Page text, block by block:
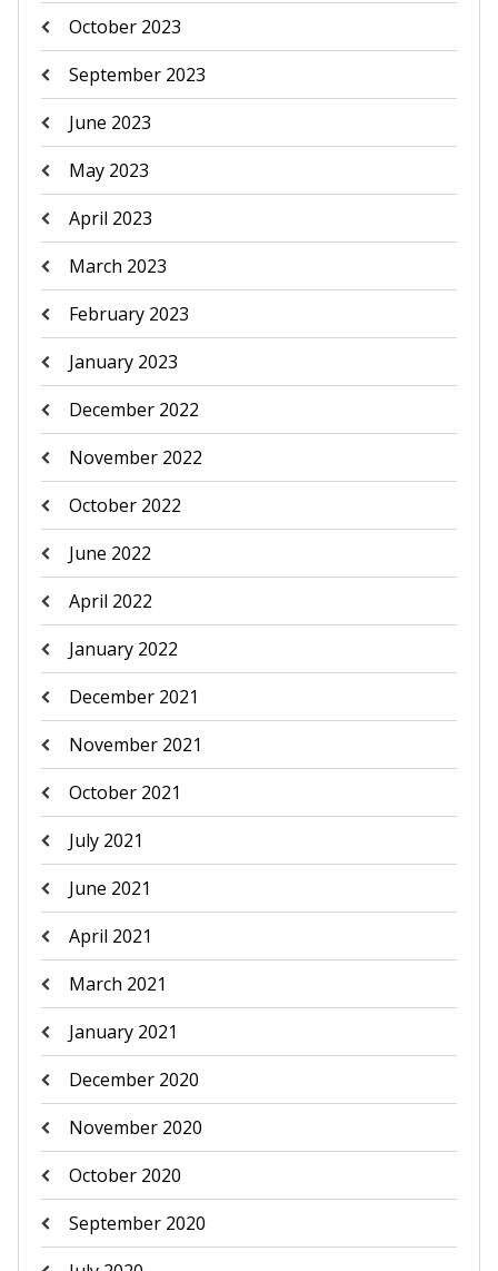
October 2023
September 2023
June 2023
May 2023
April 2023
March 2023
February 2023
January 2023
December 2022
November 2022
October 2022
June 2022
April 2022
January 2022
December 2021
November 2021
October 2021
July 2021
June 2021
April 2021
March 2021
January 2021
December 2020
November 2020
October 2020
September 2020